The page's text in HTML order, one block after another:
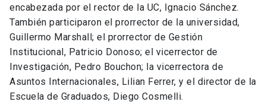
encabezada por el rector de la UC, Ignacio Sánchez.
También participaron el prorrector de la universidad,
Guillermo Marshall; el prorrector de Gestión
Institucional, Patricio Donoso; el vicerrector de
Investigación, Pedro Bouchon; la vicerrectora de
Asuntos Internacionales, Lilian Ferrer, y el director de la
Escuela de Graduados, Diego Cosmelli.